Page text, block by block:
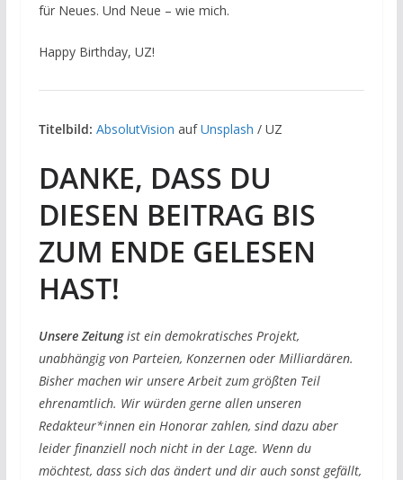
für Neues. Und Neue – wie mich.
Happy Birthday, UZ!
Titelbild: AbsolutVision aufUnsplash / UZ
DANKE, DASS DU
DIESEN BEITRAG BIS
ZUM ENDE GELESEN
HAST!
Unsere Zeitungist ein demokratisches Projekt,
unabhängig von Parteien, Konzernen oder Milliardären.
Bisher machen wir unsere Arbeit zum größten Teil
ehrenamtlich. Wir würden gerne allen unseren
Redakteur*innen ein Honorar zahlen, sind dazu aber
leider finanziell noch nicht in der Lage. Wenn du
möchtest, dass sich das ändert und dir auch sonst gefällt,